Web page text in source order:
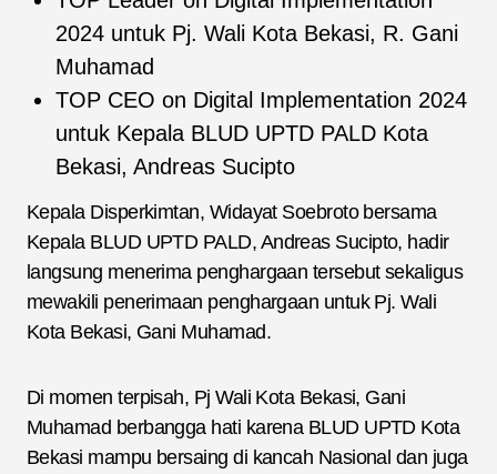
2024 untuk Pj. Wali Kota Bekasi, R. Gani
Muhamad
TOP CEO on Digital Implementation 2024
untuk Kepala BLUD UPTD PALD Kota
Bekasi, Andreas Sucipto
Kepala Disperkimtan, Widayat Soebroto bersama
Kepala BLUD UPTD PALD, Andreas Sucipto, hadir
langsung menerima penghargaan tersebut sekaligus
mewakili penerimaan penghargaan untuk Pj. Wali
Kota Bekasi, Gani Muhamad.
Di momen terpisah, Pj Wali Kota Bekasi, Gani
Muhamad berbangga hati karena BLUD UPTD Kota
Bekasi mampu bersaing di kancah Nasional dan juga